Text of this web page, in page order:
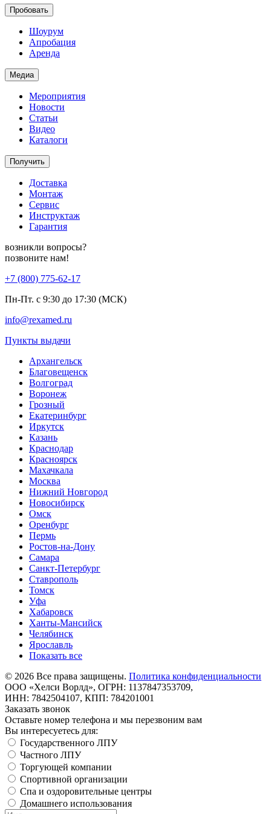
Пробовать
Шоурум
Апробация
Аренда
Медиа
Мероприятия
Новости
Статьи
Видео
Каталоги
Получить
Доставка
Монтаж
Сервис
Инструктаж
Гарантия
возникли вопросы?
позвоните нам!
+7 (800) 775-62-17
Пн-Пт. с 9:30 до 17:30 (МСК)
info@rexamed.ru
Пункты выдачи
Архангельск
Благовещенск
Волгоград
Воронеж
Грозный
Екатеринбург
Иркутск
Казань
Краснодар
Красноярск
Махачкала
Москва
Нижний Новгород
Новосибирск
Омск
Оренбург
Пермь
Ростов-на-Дону
Самара
Санкт-Петербург
Ставрополь
Томск
Уфа
Хабаровск
Ханты-Мансийск
Челябинск
Ярославль
Показать все
© 2026 Все права защищены. Политика конфиденциальности
ООО «Хелси Ворлд», ОГРН: 1137847353709,
ИНН: 7842504107, КПП: 784201001
Заказать звонок
Оставьте номер телефона и мы перезвоним вам
Вы интересуетесь для:
Государственного ЛПУ
Частного ЛПУ
Торгующей компании
Спортивной организации
Спа и оздоровительные центры
Домашнего использования